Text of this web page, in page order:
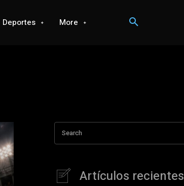
Deportes More
Search
Artículos recientes